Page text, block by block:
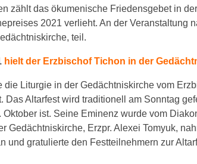
zählt das ökumenische Friedensgebet in
2021 verlieht. An der Veranstaltung
teil.
hielt der Erzbischof Tichon in der
die Liturgie in der Gedächtniskirche vom
Das Altarfest wird traditionell am Sonntag
Oktober ist. Seine Eminenz wurde vom
Gedächtniskirche, Erzpr. Alexei Tomyuk,
und gratulierte den Festteilnehmern zur